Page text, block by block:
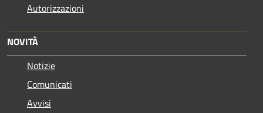
Autorizzazioni
NOVITÀ
Notizie
Comunicati
Avvisi